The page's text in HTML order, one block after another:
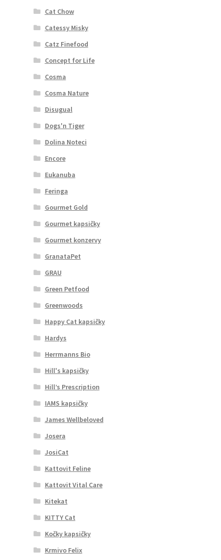
Cat Chow
Catessy Misky
Catz Finefood
Concept for Life
Cosma
Cosma Nature
Disugual
Dogs'n Tiger
Dolina Noteci
Encore
Eukanuba
Feringa
Gourmet Gold
Gourmet kapsičky
Gourmet konzervy
GranataPet
GRAU
Green Petfood
Greenwoods
Happy Cat kapsičky
Hardys
Herrmanns Bio
Hill's kapsičky
Hill’s Prescription
IAMS kapsičky
James Wellbeloved
Josera
JosiCat
Kattovit Feline
Kattovit Vital Care
Kitekat
KITTY Cat
Kočky kapsičky
Krmivo Felix